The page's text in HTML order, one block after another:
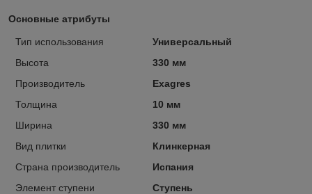
Основные атрибуты
Тип использования
Универсальный
Высота
330 мм
Производитель
Exagres
Толщина
10 мм
Ширина
330 мм
Вид плитки
Клинкерная
Страна производитель
Испания
Элемент ступени
Ступень